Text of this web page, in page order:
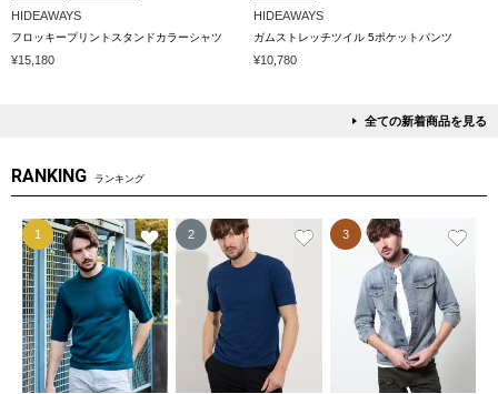
HIDEAWAYS
フロッキープリントスタンドカラーシャツ
¥15,180
HIDEAWAYS
ガムストレッチツイル 5ポケットパンツ
¥10,780
全ての新着商品を見る
RANKING ランキング
1 2 3